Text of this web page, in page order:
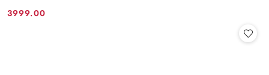
Cena:
3999.00